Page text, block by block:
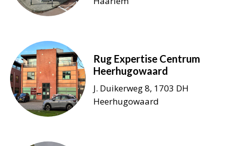
Rug Expertise Centrum
Heerhugowaard
J. Duikerweg 8, 1703 DH
Heerhugowaard